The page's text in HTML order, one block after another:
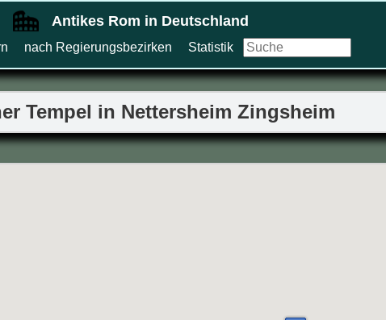
Antikes Rom in Deutschland
nach Regierungsbezirken Statistik
Tempel in Nettersheim Zingsheim